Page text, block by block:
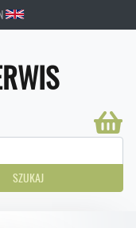
SZUKAJ